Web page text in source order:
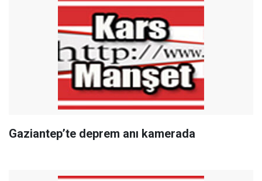
Gaziantep’te deprem anı kamerada